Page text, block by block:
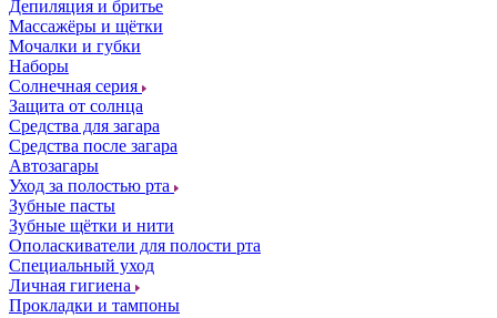
Депиляция и бритье
Массажёры и щётки
Мочалки и губки
Наборы
Солнечная серия
Защита от солнца
Средства для загара
Средства после загара
Автозагары
Уход за полостью рта
Зубные пасты
Зубные щётки и нити
Ополаскиватели для полости рта
Специальный уход
Личная гигиена
Прокладки и тампоны